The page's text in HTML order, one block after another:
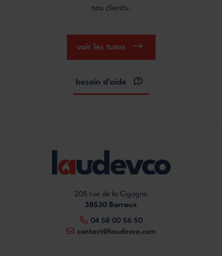
nos clients.
voir les tutos
besoin d'aide
205 rue de la Cigogne
38530 Barraux
04 58 00 56 50
contact@laudevco.com